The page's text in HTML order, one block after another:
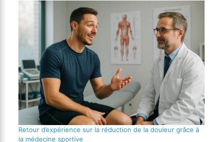
Retour d’expérience sur la réduction de la douleur grâce à
la médecine sportive